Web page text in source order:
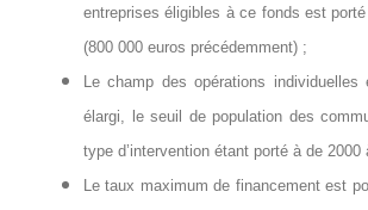
entreprises éligibles à ce fonds est porté
(800 000 euros précédemment) ;
Le champ des opérations
élargi, le seuil de population des
type d’intervention étant porté à de
Le taux maximum de financement est